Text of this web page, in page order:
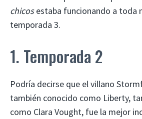
chicosestaba funcionando a toda
temporada 3.
1. Temporada 2
Podría decirse que el villano
también conocido como Liberty,
como Clara Vought, fue la mejor